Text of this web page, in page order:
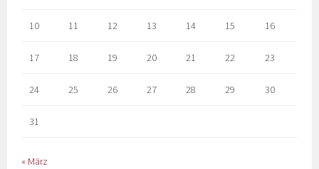
10 11 12 13 14 15 16
17 18 19 20 21 22 23
24 25 26 27 28 29 30
31
« März